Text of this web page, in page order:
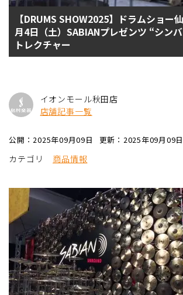
【DRUMS SHOW2025】ドラムショ
月4日（土）SABIANプレゼンツ “シン
トレクチャー
イオンモール秋田店
店舗記事一覧
公開：2025年09月09日 更新：2025年09月09日
カテゴリ 商品情報